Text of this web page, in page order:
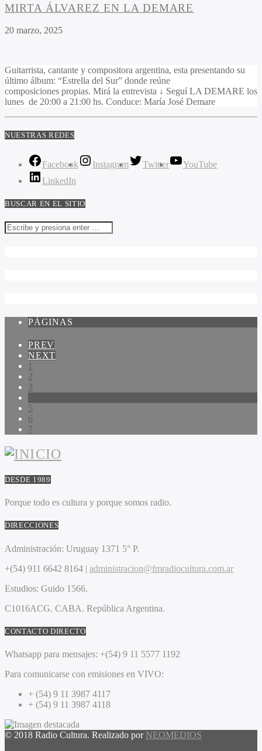
MIRTA ÁLVAREZ EN LA DEMARE
20 marzo, 2025
Guitarrista, cantante y compositora argentina, esta presentando su
último álbum: “Estrella del Sur” donde reúne
composiciones propias. Mirá la entrevista ↓ Seguí LA DEMARE los
lunes de 20:00 a 21:00 hs. Conduce: María José Demare
NUESTRAS REDES
Facebook Instagram Twitter
YouTube
LinkedIn
BUSCAR EN EL SITIO
PÁGINAS
PREV
NEXT
1
2
3
5
6
7
DESDE 1989
Porque todo es cultura y porque somos radio.
DIRECCIONES
Administración: Uruguay 1371 5° P.
+(54) 911 6642 8164 | administracion@fmradiocultura.com.ar
Estudios: Guido 1566.
C1016ACG. CABA. República Argentina.
CONTACTO DIRECTO
Whatsapp para mensajes: +(54) 9 11 5577 1192
Para comunicarse con emisiones en VIVO:
+ (54) 9 11 3987 4117
+ (54) 9 11 3987 4118
© 2018 Radio Cultura. Realizado por NEOMEDIOS